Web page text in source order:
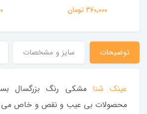
360,000 تومان
توضیحات سایز و مشخصات
عینک شنا مشکی رنگ بزرگسال
محصولات بی عیب و نقص و خاص می